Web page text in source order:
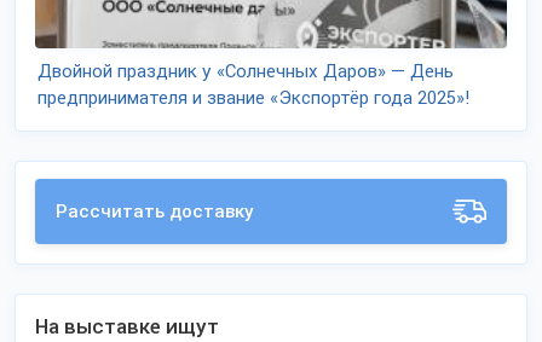
Двойной праздник у «Солнечных Даров» — День
предпринимателя и звание «Экспортёр года 2025»!
Рассчитать доставку
На выставке ищут